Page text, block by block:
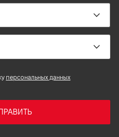
персональных данных